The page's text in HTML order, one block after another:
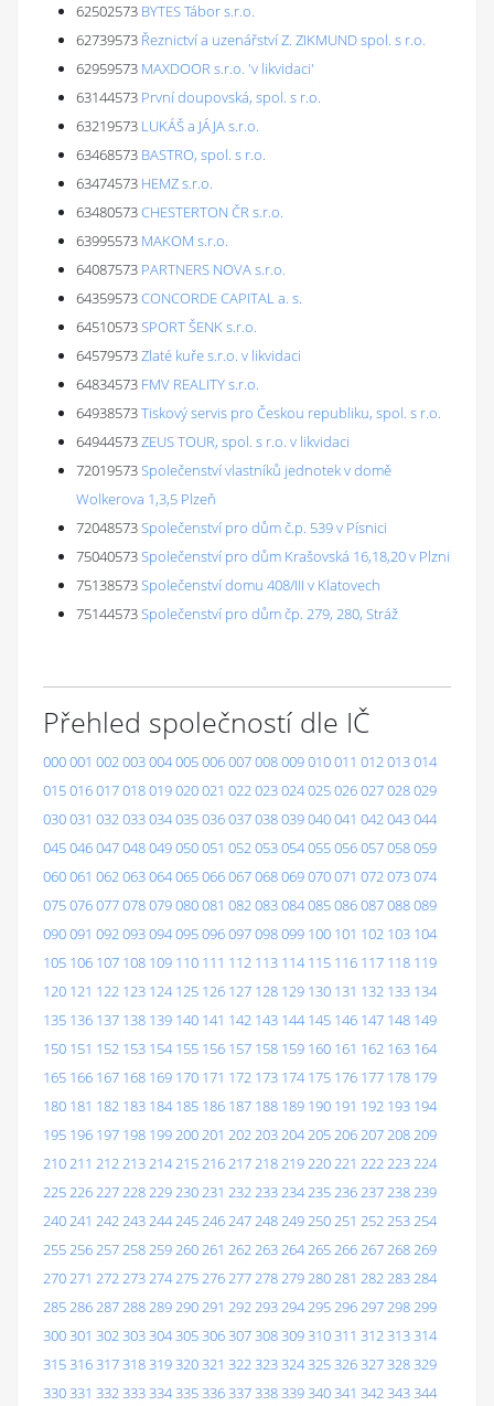
62502573 BYTES Tábor s.r.o.
62739573 Řeznictví a uzenářství Z. ZIKMUND spol. s r.o.
62959573 MAXDOOR s.r.o. 'v likvidaci'
63144573 První doupovská, spol. s r.o.
63219573 LUKÁŠ a JÁJA s.r.o.
63468573 BASTRO, spol. s r.o.
63474573 HEMZ s.r.o.
63480573CHESTERTON ČR s.r.o.
63995573 MAKOM s.r.o.
64087573 PARTNERS NOVA s.r.o.
64359573CONCORDE CAPITAL a. s.
64510573SPORT ŠENK s.r.o.
64579573Zlaté kuře s.r.o. v likvidaci
64834573 FMV REALITY s.r.o.
64938573Tiskový servis pro Českou republiku, spol. s r.o.
64944573ZEUS TOUR, spol. s r.o. v likvidaci
72019573Společenství vlastníků jednotek v domě
Wolkerova 1,3,5 Plzeň
72048573Společenství pro dům č.p. 539 v Písnici
75040573Společenství pro dům Krašovská 16,18,20 v Plzni
75138573Společenství domu 408/III v Klatovech
75144573Společenství pro dům čp. 279, 280, Stráž
Přehled společností dle IČ
000001 002003004005006007008009010011 012013014
015016017018019020021 022023024025026027028029
030031 032033034035036037038039040041 042043044
045046047048049050051 052053054055056057058059
060061 062063064065066067068069070071 072073074
075076077078079080081 082083084085086087088089
090091 092093094095096097098099 100 101 102 103 104
105 106 107 108 109 110 111 112 113 114 115 116 117 118 119
120 121 122 123 124 125 126 127 128 129 130 131 132 133 134
135 136 137 138 139 140 141 142 143 144 145 146 147 148 149
150 151 152 153 154 155 156 157 158 159 160 161 162 163 164
165 166 167 168 169 170 171 172 173 174 175 176 177 178 179
180 181 182 183 184 185 186 187 188 189 190 191 192 193 194
195 196 197 198 199200201 202203204205206207208209
210211 212213214215216217218219220221 222223224
225226227228229230231 232233234235236237238239
240241 242243244245246247248249250251 252253254
255256257258259260261 262263264265266267268269
270271 272273274275276277278279280281 282283284
285286287288289290291 292293294295296297298299
300301 302303304305306307308309310311 312313314
315316317318319320321 322323324325326327328329
330331 332333334335336337338339340341 342343344